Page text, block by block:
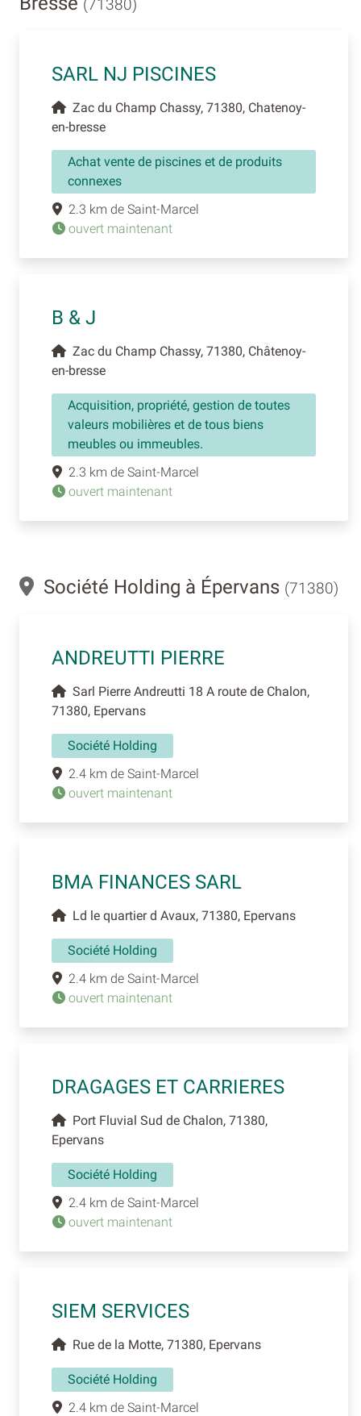
(71380)
SARL NJ PISCINES
Zac du Champ Chassy, 71380, Chatenoy-
en-bresse
Achat vente de piscines et de produits
connexes
2.3 km de Saint-Marcel
ouvert maintenant
B & J
Zac du Champ Chassy, 71380, Châtenoy-
en-bresse
Acquisition, propriété, gestion de toutes
valeurs mobilières et de tous biens
meubles ou immeubles.
2.3 km de Saint-Marcel
ouvert maintenant
Société Holding à Épervans (71380)
ANDREUTTI PIERRE
Sarl Pierre Andreutti 18 A route de Chalon,
71380, Epervans
Société Holding
2.4 km de Saint-Marcel
ouvert maintenant
BMA FINANCES SARL
Ld le quartier d Avaux, 71380, Epervans
Société Holding
2.4 km de Saint-Marcel
ouvert maintenant
DRAGAGES ET CARRIERES
Port Fluvial Sud de Chalon, 71380,
Epervans
Société Holding
2.4 km de Saint-Marcel
ouvert maintenant
SIEM SERVICES
Rue de la Motte, 71380, Epervans
Société Holding
2.4 km de Saint-Marcel